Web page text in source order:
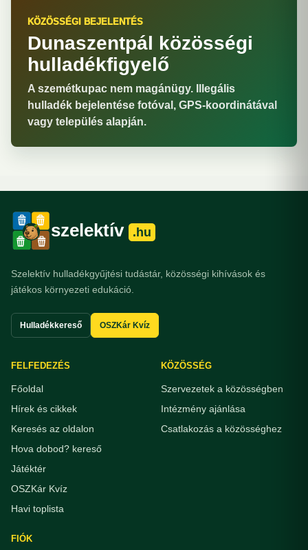
KÖZÖSSÉGI BEJELENTÉS
Dunaszentpál közösségi
hulladékfigyelő
A szemétkupac nem magánügy. Illegális
hulladék bejelentése fotóval, GPS-koordinátával
vagy település alapján.
szelektív .hu
Szelektív hulladékgyűjtési tudástár, közösségi kihívások és
játékos környezeti edukáció.
Hulladékkereső OSZKár Kvíz
FELFEDEZÉS
Főoldal
Hírek és cikkek
Keresés az oldalon
Hova dobod? kereső
Játéktér
OSZKár Kvíz
Havi toplista
KÖZÖSSÉG
Szervezetek a közösségben
Intézmény ajánlása
Csatlakozás a közösséghez
FIÓK